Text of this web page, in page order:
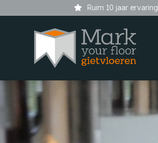
Ruim 10 jaar ervaring